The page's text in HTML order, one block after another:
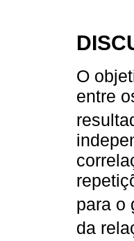
O
entre
para o
da